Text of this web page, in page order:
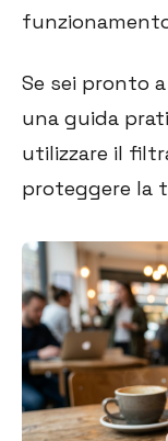
Se sei pronto
una guida
utilizzare il
proteggere la